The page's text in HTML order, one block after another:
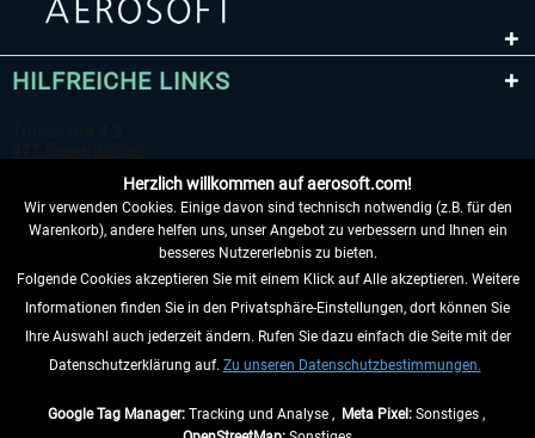
HILFREICHE LINKS
VERTRAG WIDERRUFEN
INFORMATIONEN
Herzlich willkommen auf aerosoft.com!
Wir verwenden Cookies. Einige davon sind technisch notwendig (z.B. für den
Warenkorb), andere helfen uns, unser Angebot zu verbessern und Ihnen ein
besseres Nutzererlebnis zu bieten.
Folgende Cookies akzeptieren Sie mit einem Klick auf Alle akzeptieren. Weitere
Informationen finden Sie in den Privatsphäre-Einstellungen, dort können Sie
Ihre Auswahl auch jederzeit ändern. Rufen Sie dazu einfach die Seite mit der
Datenschutzerklärung auf. Zu unseren Datenschutzbestimmungen.
Google Tag Manager:Tracking und Analyse , Meta Pixel:Sonstiges ,